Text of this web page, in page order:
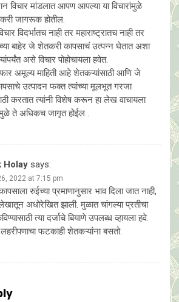
विचार मांडलात आपण आपल्या या विचारांमुळे
जागरूक होतील.
विदर्भातच नाही तर महाराष्ट्रातच नाही तर
बाहेर जे शेतकरी कापसाचं उत्पन्न घेतात अशा
असे विचार पोहोचायला हवेत.
अमूल्य माहिती आहे शेतकऱ्यांसाठी आणि जे
उत्पादन फक्त त्यांच्या मूलभूत गरजा
करतात त्यांनी विशेष करून हा लेख वाचायला
ते अधिकच जागृत होईल .
Holay says:
2022 at 7:15 pm
रुईच्या प्रमाणानुसार भाव दिला जात नाही,
लेखातून अधोरेखित झाली. मुळात चांगल्या प्रतीचा
त्या दर्जाचे बियाणे उपलब्ध व्हायला हवे.
लहरीपणाचा फटकाही शेतकऱ्यांना बसतो.